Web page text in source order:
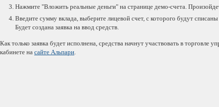
Нажмите "Вложить реальные деньги" на странице демо-счета.
Введите сумму вклада, выберите лицевой счет, с которого будут
Будет создана заявка на ввод средств.
Как только заявка будет исполнена, средства начнут участвовать в
кабинете на сайте Альпари.